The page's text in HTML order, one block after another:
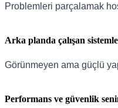
Problemleri parçalamak
Arka planda çalışan
Görünmeyen ama güçlü
Performans ve güvenlik